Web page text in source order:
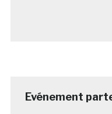
Evénement